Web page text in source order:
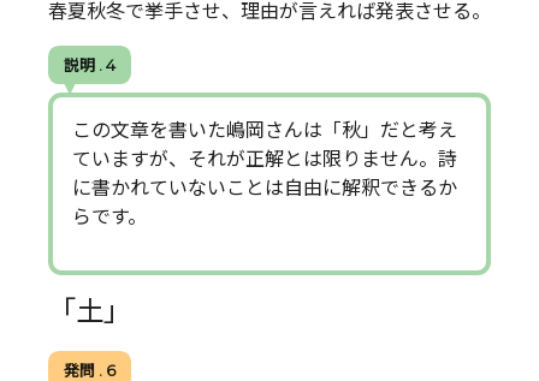
春夏秋冬で挙手させ、理由が言えれば発表させる。
説明 . 4
この文章を書いた嶋岡さんは「秋」だと考え
ていますが、それが正解とは限りません。詩
に書かれていないことは自由に解釈できるか
らです。
「土」
発問 . 6